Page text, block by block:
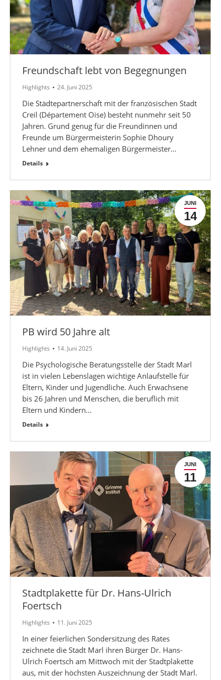
Freundschaft lebt von Begegnungen
Highlights 24. Juni 2025
Die Städtepartnerschaft mit der französischen Stadt
Creil (Département Oise) besteht nunmehr seit 50
Jahren. Grund genug für die Freundinnen und
Freunde um Bürgermeisterin Sophie Dhoury
Lehner und dem ehemaligen Bürgermeister…
Details
JUNI
14
PB wird 50 Jahre alt
Highlights 14. Juni 2025
Die Psychologische Beratungsstelle der Stadt Marl
ist in vielen Lebenslagen wichtige Anlaufstelle für
Eltern, Kinder und Jugendliche. Auch Erwachsene
bis 26 Jahren und Menschen, die beruflich mit
Eltern und Kindern…
Details
JUNI
11
Stadtplakette für Dr. Hans-Ulrich
Foertsch
Highlights 11. Juni 2025
In einer feierlichen Sondersitzung des Rates
zeichnete die Stadt Marl ihren Bürger Dr. Hans-
Ulrich Foertsch am Mittwoch mit der Stadtplakette
aus, mit der höchsten Auszeichnung der Stadt Marl.